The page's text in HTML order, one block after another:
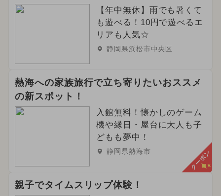
【年中無休】雨でも暑くて
も遊べる！10円で遊べるエ
リアも人気☆
静岡県浜松市中央区
熱海への家族旅行で立ち寄りたいおススメ
の新スポット！
入館無料！懐かしのゲーム
機や縁日・屋台に大人も子
どもも夢中！
静岡県熱海市 クーポン
親子でタイムスリップ体験！